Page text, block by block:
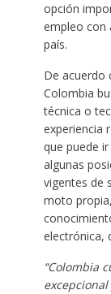
opción
empleo con
país.
De acuerdo
Colombia
técnica o
experiencia
que puede
algunas
vigentes de
moto
electrónica,
“Colombia